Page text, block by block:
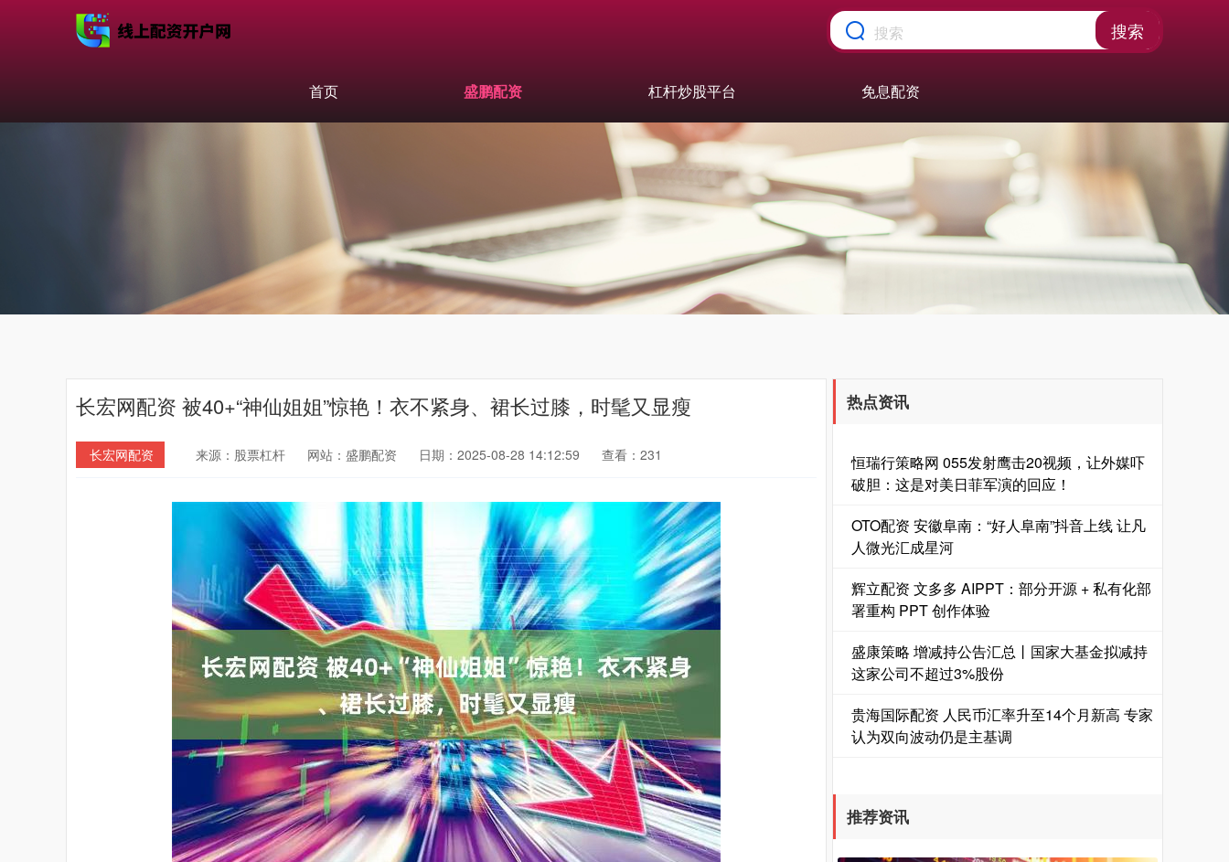
搜索
首页 盛鹏配资 杠杆炒股平台 免息配资
长宏网配资 被40+“神仙姐姐”惊艳！衣不紧身、裙长过膝，时髦又显瘦
长宏网配资 来源：股票杠杆 网站：盛鹏配资 日期：2025-08-28 14:12:59 查看：231
热点资讯
恒瑞行策略网 055发射鹰击20视频，让外媒吓
破胆：这是对美日菲军演的回应！
OTO配资 安徽阜南：“好人阜南”抖音上线 让凡
人微光汇成星河
辉立配资 文多多 AIPPT：部分开源 + 私有化部
署重构 PPT 创作体验
盛康策略 增减持公告汇总丨国家大基金拟减持
这家公司不超过3%股份
贵海国际配资 人民币汇率升至14个月新高 专家
认为双向波动仍是主基调
推荐资讯